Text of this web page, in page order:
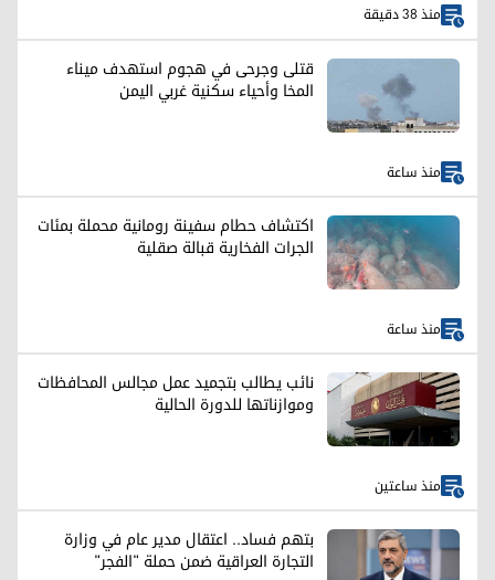
منذ 38 دقيقة
قتلى وجرحى في هجوم استهدف ميناء
المخا وأحياء سكنية غربي اليمن
منذ ساعة
اكتشاف حطام سفينة رومانية محملة بمئات
الجرات الفخارية قبالة صقلية
منذ ساعة
نائب يطالب بتجميد عمل مجالس المحافظات
وموازناتها للدورة الحالية
منذ ساعتين
بتهم فساد.. اعتقال مدير عام في وزارة
التجارة العراقية ضمن حملة "الفجر"